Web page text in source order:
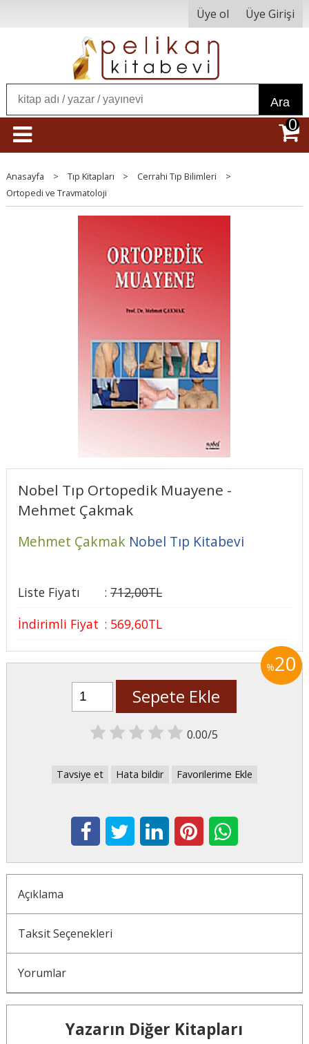
Üye ol Üye Girişi
Ara
0
Anasayfa > Tıp Kitapları > Cerrahi Tıp Bilimleri
>
Ortopedi ve Travmatoloji
Nobel Tıp Ortopedik Muayene -
Mehmet Çakmak
Mehmet Çakmak Nobel Tıp Kitabevi
Liste Fiyatı : 712,00TL
İndirimli Fiyat : 569,60TL
%20
Sepete Ekle
0.00/5
Tavsiye et Hata bildir Favorilerime Ekle
Açıklama
Taksit Seçenekleri
Yorumlar
Yazarın Diğer Kitapları